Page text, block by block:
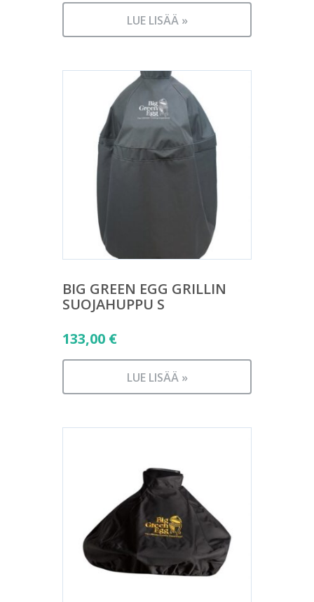
LUE LISÄÄ »
BIG GREEN EGG GRILLIN
SUOJAHUPPU S
133,00 €
LUE LISÄÄ »